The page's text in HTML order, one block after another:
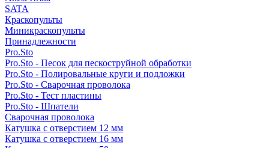
SATA
Краскопульты
Миникраскопульты
Принадлежности
Pro.Sto
Pro.Sto - Песок для пескоструйной обработки
Pro.Sto - Полировальные круги и подложки
Pro.Sto - Сварочная проволока
Pro.Sto - Тест пластины
Pro.Sto - Шпатели
Сварочная проволока
Катушка с отверстием 12 мм
Катушка с отверстием 16 мм